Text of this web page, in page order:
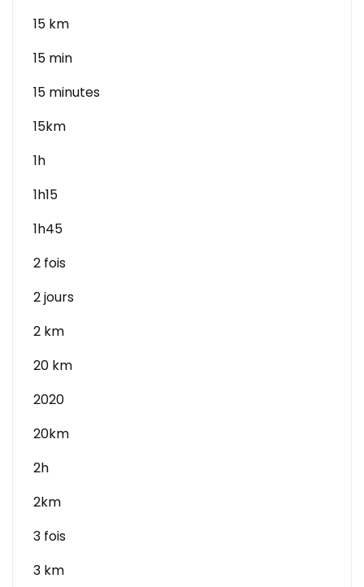
15 km
15 min
15 minutes
15km
1h
1h15
1h45
2 fois
2 jours
2 km
20 km
2020
20km
2h
2km
3 fois
3 km